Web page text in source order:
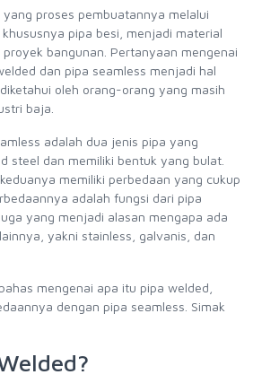
proses pembuatannya melalui
pipa besi, menjadi material
bangunan. Pertanyaan mengenai
dan pipa seamless menjadi hal
oleh orang-orang yang masih
baja.
adalah dua jenis pipa yang
steel dan memiliki bentuk yang bulat.
memiliki perbedaan yang cukup
adalah fungsi dari pipa
yang menjadi alasan mengapa ada
yakni stainless, galvanis, dan
mengenai apa itu pipa welded,
dengan pipa seamless. Simak